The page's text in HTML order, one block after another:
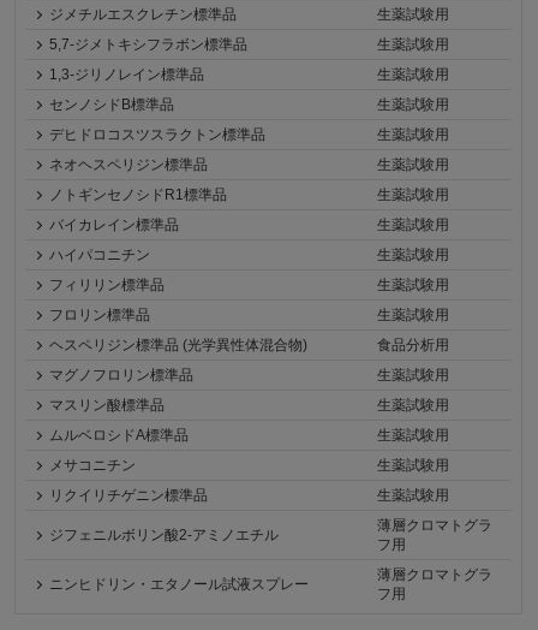
ジメチルエスクレチン標準品
生薬試験用
5,7-ジメトキシフラボン標準品
生薬試験用
1,3-ジリノレイン標準品
生薬試験用
センノシドB標準品
生薬試験用
デヒドロコスツスラクトン標準品
生薬試験用
ネオヘスペリジン標準品
生薬試験用
ノトギンセノシドR1標準品
生薬試験用
バイカレイン標準品
生薬試験用
ハイパコニチン
生薬試験用
フィリリン標準品
生薬試験用
フロリン標準品
生薬試験用
ヘスペリジン標準品 (光学異性体混合物)
食品分析用
マグノフロリン標準品
生薬試験用
マスリン酸標準品
生薬試験用
ムルベロシドA標準品
生薬試験用
メサコニチン
生薬試験用
リクイリチゲニン標準品
生薬試験用
ジフェニルボリン酸2-アミノエチル
薄層クロマトグラ
フ用
ニンヒドリン・エタノール試液スプレー
薄層クロマトグラ
フ用